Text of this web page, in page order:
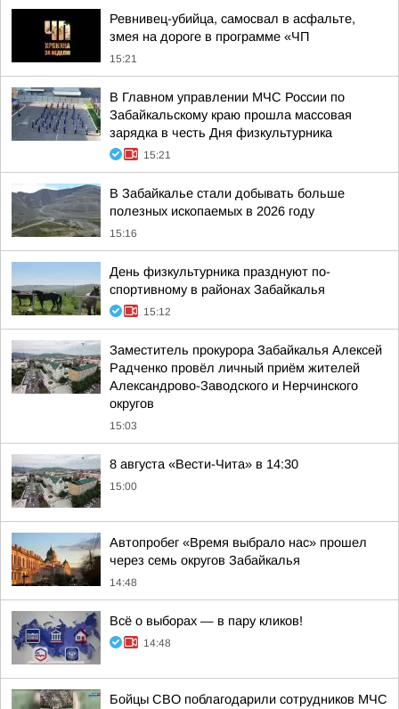
Ревнивец-убийца, самосвал в асфальте,
змея на дороге в программе «ЧП
15:21
В Главном управлении МЧС России по
Забайкальскому краю прошла массовая
зарядка в честь Дня физкультурника
15:21
В Забайкалье стали добывать больше
полезных ископаемых в 2026 году
15:16
День физкультурника празднуют по-
спортивному в районах Забайкалья
15:12
Заместитель прокурора Забайкалья Алексей
Радченко провёл личный приём жителей
Александрово-Заводского и Нерчинского
округов
15:03
8 августа «Вести-Чита» в 14:30
15:00
Автопробег «Время выбрало нас» прошел
через семь округов Забайкалья
14:48
Всё о выборах — в пару кликов!
14:48
Бойцы СВО поблагодарили сотрудников МЧС